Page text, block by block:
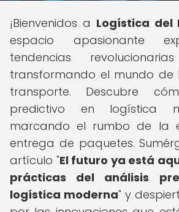
¡Bienvenidos a Logística del
espacio apasionante
tendencias
transformando el mundo de
transporte. Descubre
predictivo en logística
marcando el rumbo de la
entrega de paquetes.
artículo "El futuro ya está
prácticas del análisis
logística moderna" y